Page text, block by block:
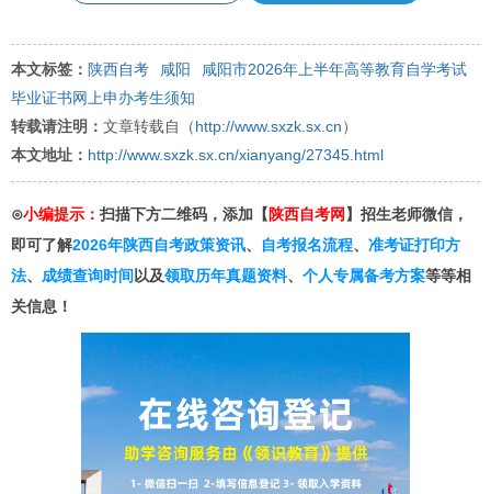
本文标签： 陕西自考 咸阳
咸阳市2026年上半年高等教育自学考试
毕业证书网上申办考生须知
转载请注明： 文章转载自（ http://www.sxzk.sx.cn ）
本文地址： http://www.sxzk.sx.cn/xianyang/27345.html
⊙小编提示： 扫描下方二维码，添加【 陕西自考网 】招生老师微信，
即可了解2026年陕西自考政策资讯、 自考报名流程、 准考证打印方
法、 成绩查询时间 以及领取历年真题资料、 个人专属备考方案等等相
关信息！